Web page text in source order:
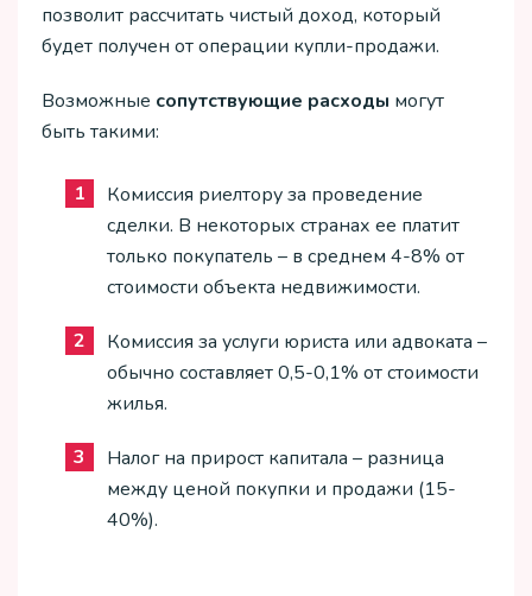
позволит рассчитать чистый доход, который
будет получен от операции купли-продажи.
Возможные сопутствующие расходы могут
быть такими:
Комиссия риелтору за проведение
сделки. В некоторых странах ее платит
только покупатель – в среднем 4-8% от
стоимости объекта недвижимости.
Комиссия за услуги юриста или адвоката –
обычно составляет 0,5-0,1% от стоимости
жилья.
Налог на прирост капитала – разница
между ценой покупки и продажи (15-
40%).